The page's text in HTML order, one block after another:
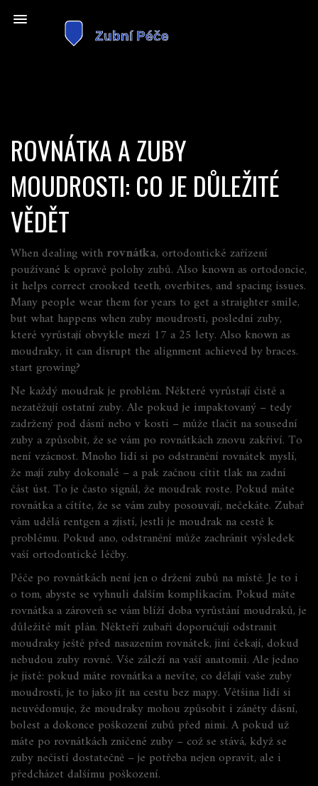
ROVNÁTKA A ZUBY
MOUDROSTI: CO JE DŮLEŽITÉ
VĚDĚT
When dealing with rovnátka, ortodontické zařízení
používané k opravě polohy zubů. Also known as ortodoncie,
it helps correct crooked teeth, overbites, and spacing issues.
Many people wear them for years to get a straighter smile,
but what happens whenzuby moudrosti, poslední zuby,
které vyrůstají obvykle mezi 17 a 25 lety. Also known as
moudraky, it can disrupt the alignment achieved by braces.
start growing?
Ne každý moudrak je problém. Některé vyrůstají čistě a
nezatěžují ostatní zuby. Ale pokud je impaktovaný – tedy
zadržený pod dásní nebo v kosti – může tlačit na sousední
zuby a způsobit, že se vám po rovnátkách znovu zakřiví. To
není vzácnost. Mnoho lidí si po odstranění rovnátek myslí,
že mají zuby dokonalé – a pak začnou cítit tlak na zadní
část úst. To je často signál, že moudrak roste. Pokud máte
rovnátka a cítíte, že se vám zuby posouvají, nečekáte. Zubař
vám udělá rentgen a zjistí, jestli je moudrak na cestě k
problému. Pokud ano, odstranění může zachránit výsledek
vaší ortodontické léčby.
Péče po rovnátkách není jen o držení zubů na místě. Je to i
o tom, abyste se vyhnuli dalším komplikacím. Pokud máte
rovnátka a zároveň se vám blíží doba vyrůstání moudraků, je
důležité mít plán. Někteří zubaři doporučují odstranit
moudraky ještě před nasazením rovnátek, jiní čekají, dokud
nebudou zuby rovné. Vše záleží na vaší anatomii. Ale jedno
je jisté: pokud máte rovnátka a nevíte, co dělají vaše zuby
moudrosti, je to jako jít na cestu bez mapy. Většina lidí si
neuvědomuje, že moudraky mohou způsobit i záněty dásní,
bolest a dokonce poškození zubů před nimi. A pokud už
máte po rovnátkách zničené zuby – což se stává, když se
zuby nečistí dostatečně – je potřeba nejen opravit, ale i
předcházet dalšímu poškození.